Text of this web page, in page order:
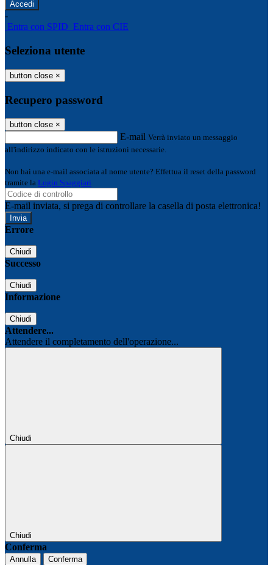
-
Entra con SPID Entra con CIE
Seleziona utente
button close ×
Recupero password
button close ×
E-mail Verrà inviato un messaggio
all'indirizzo indicato con le istruzioni necessarie.
Non hai una e-mail associata al nome utente? Effettua il reset della password
tramite la Login Spaggiari
E-mail inviata, si prega di controllare la casella di posta elettronica!
Errore
Chiudi
Successo
Chiudi
Informazione
Chiudi
Attendere...
Attendere il completamento dell'operazione...
Chiudi
Chiudi
Conferma
Annulla Conferma